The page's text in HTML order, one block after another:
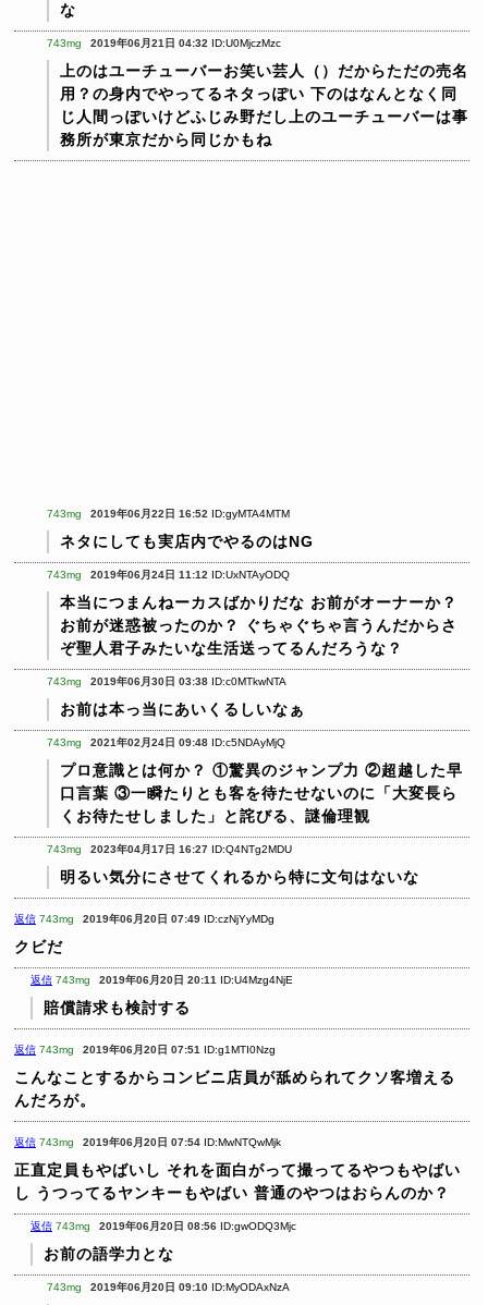
な
743mg 2019年06月21日 04:32 ID:U0MjczMzc
上のはユーチューバーお笑い芸人（）だからただの売名
用？の身内でやってるネタっぽい 下のはなんとなく同
じ人間っぽいけどふじみ野だし上のユーチューバーは事
務所が東京だから同じかもね
743mg 2019年06月22日 16:52 ID:gyMTA4MTM
ネタにしても実店内でやるのはNG
743mg 2019年06月24日 11:12 ID:UxNTAyODQ
本当につまんねーカスばかりだな お前がオーナーか？
お前が迷惑被ったのか？
ぐちゃぐちゃ言うんだからさ
ぞ聖人君子みたいな生活送ってるんだろうな？
743mg 2019年06月30日 03:38 ID:c0MTkwNTA
お前は本っ当にあいくるしいなぁ
743mg 2021年02月24日 09:48 ID:c5NDAyMjQ
プロ意識とは何か？ ①驚異のジャンプ力 ②超越した早
口言葉 ③一瞬たりとも客を待たせないのに「大変長ら
くお待たせしました」と詫びる、謎倫理観
743mg 2023年04月17日 16:27 ID:Q4NTg2MDU
明るい気分にさせてくれるから特に文句はないな
返信 743mg 2019年06月20日 07:49 ID:czNjYyMDg
クビだ
返信 743mg 2019年06月20日 20:11 ID:U4Mzg4NjE
賠償請求も検討する
返信 743mg 2019年06月20日 07:51 ID:g1MTI0Nzg
こんなことするからコンビニ店員が舐められてクソ客増える
んだろが。
返信 743mg 2019年06月20日 07:54 ID:MwNTQwMjk
正直定員もやばいし それを面白がって撮ってるやつもやばい
し うつってるヤンキーもやばい 普通のやつはおらんのか？
返信 743mg 2019年06月20日 08:56 ID:gwODQ3Mjc
お前の語学力とな
743mg 2019年06月20日 09:10 ID:MyODAxNzA